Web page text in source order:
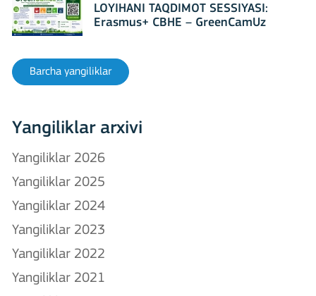
LOYIHANI TAQDIMOT SESSIYASI:
Erasmus+ CBHE – GreenCamUz
Barcha yangiliklar
Yangiliklar arxivi
Yangiliklar 2026
Yangiliklar 2025
Yangiliklar 2024
Yangiliklar 2023
Yangiliklar 2022
Yangiliklar 2021